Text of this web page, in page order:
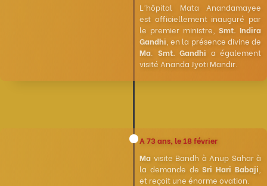
L'hôpital Mata Anandamayee
est officiellement inauguré par
le premier ministre, Smt. Indira
Gandhi , en la présence divine de
Ma
Smt. Gandhi a également
visité Ananda Jyoti Mandir.
A 73 ans, le 18 février
Ma visite Bandh à Anup Sahar à
la demande de Sri Hari Babaji
et reçoit une énorme ovation.